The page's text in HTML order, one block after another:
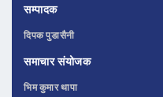
सम्पादक
दिपक पुडासैनी
समाचार संयोजक
भिम कुमार थापा